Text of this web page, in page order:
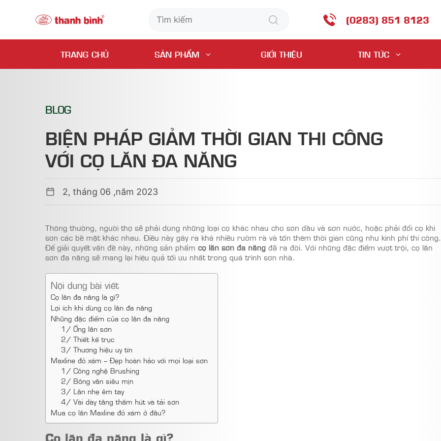
content
(0283) 851 8123
TRANG CHỦ SẢN PHẨM GIỚI THIỆU TIN TỨC
Biện pháp giảm thời gian thi công với Cọ lăn đa năng
BLOG
BIỆN PHÁP GIẢM THỜI GIAN THI CÔNG
VỚI CỌ LĂN ĐA NĂNG
2, tháng 06 ,năm 2023
Thông thường, người thợ sẽ phải dùng những loại cọ khác nhau cho sơn dầu và sơn nước, hoặc phải đổi cọ khi
sơn các bề mặt khác nhau. Điều này gây ra khá nhiều rườm rà và tốn thêm thời gian cũng như kinh phí thi công.
Để giải quyết vấn đề này, những sản phẩm cọ lăn sơn đa năng đã ra đời. Với những đặc điểm vượt trội, cọ lăn
sơn đa năng sẽ mang lại hiệu quả tối ưu nhất trong quá trình sơn nhà.
Nội dung bài viết
Cọ lăn đa năng là gì?
Lợi ích khi dùng cọ lăn đa năng
Những đặc điểm của cọ lăn đa năng
1/ Ống lăn sơn
2/ Thiết kế trục
3/ Thương hiệu uy tín
Maxline đỏ xám – Đẹp hoàn hảo với mọi loại sơn
1/ Công nghệ Brushing
2/ Bông văn siêu mịn
3/ Lăn nhẹ êm tay
4/ Vài dày tăng thấm hút và tải sơn
Mua cọ lăn Maxline đỏ xám ở đâu?
Cọ lăn đa năng là gì?